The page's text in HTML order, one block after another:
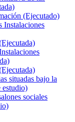
(Ejecutado)
Instalaciones
situadas bajo la
estudio)
sociales